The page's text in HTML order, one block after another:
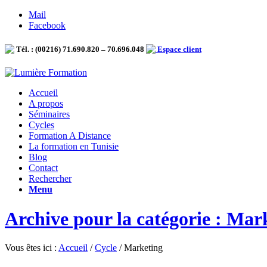
Mail
Facebook
Tél. : (00216) 71.690.820 – 70.696.048 Espace client
Accueil
A propos
Séminaires
Cycles
Formation A Distance
La formation en Tunisie
Blog
Contact
Rechercher
Menu
Archive pour la catégorie :
Vous êtes ici : Accueil / Cycle / Marketing